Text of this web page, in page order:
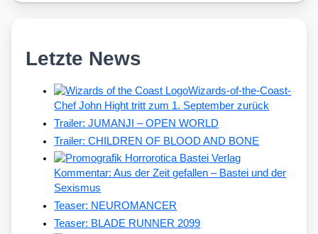
Letzte News
Wizards-of-the-Coast-
Chef John Hight tritt zum 1. September zurück
Trailer: JUMANJI – OPEN WORLD
Trailer: CHILDREN OF BLOOD AND BONE
Kommentar: Aus der Zeit gefallen – Bastei und der
Sexismus
Teaser: NEUROMANCER
Teaser: BLADE RUNNER 2099